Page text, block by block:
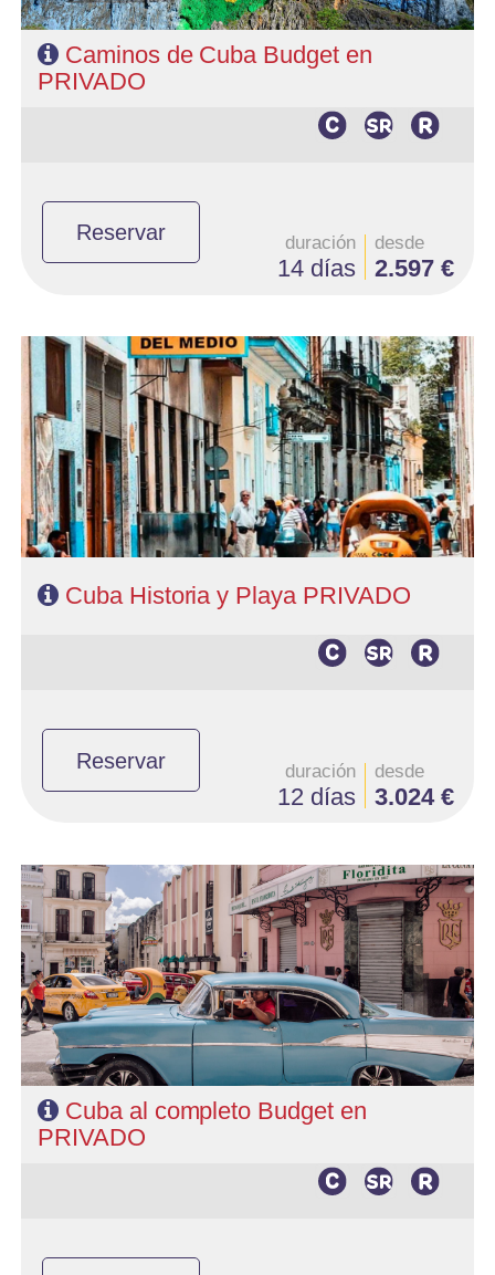
Caminos de Cuba Budget en
PRIVADO
Reservar duración
14 días
desde
2.597 €
- Salidas: Diarias
- Ruta: 3 noches Habana, 1 noche Cienfuegos, 2 noches Trinidad, 3
noches Cayo Santa María y 1 noche Habana
- Categoría hotelera: Categoria Básica y Superior
- Régimen: Según programa
Cuba Historia y Playa PRIVADO
Reservar duración
12 días
desde
3.024 €
- Salidas: Martes y Viernes
- Ruta: 3 noches Habana, 2 noches Trinidad, 3 noches Cayo
Guillermo, 1 noche Camaguey, 2 noches Santago de Cub y 1 noche
Habana.
- Categoría hotelera: Categoria Básica
- Régimen: Según programa
Cuba al completo Budget en
PRIVADO